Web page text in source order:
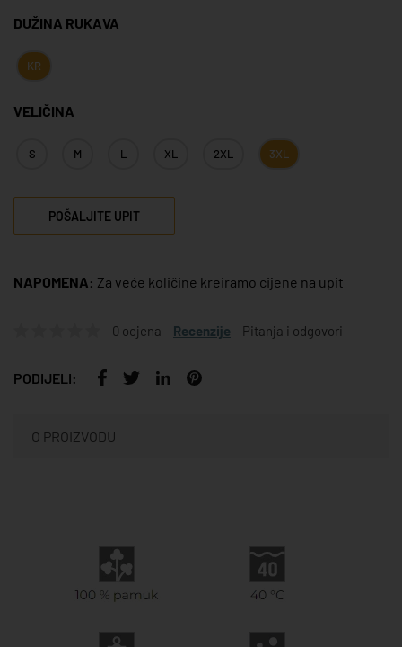
DUŽINA RUKAVA
KR
VELIČINA
S M L XL 2XL 3XL
POŠALJITE UPIT
NAPOMENA: Za veće količine kreiramo cijene na upit
0 ocjena Recenzije Pitanja i odgovori
PODIJELI:
O PROIZVODU